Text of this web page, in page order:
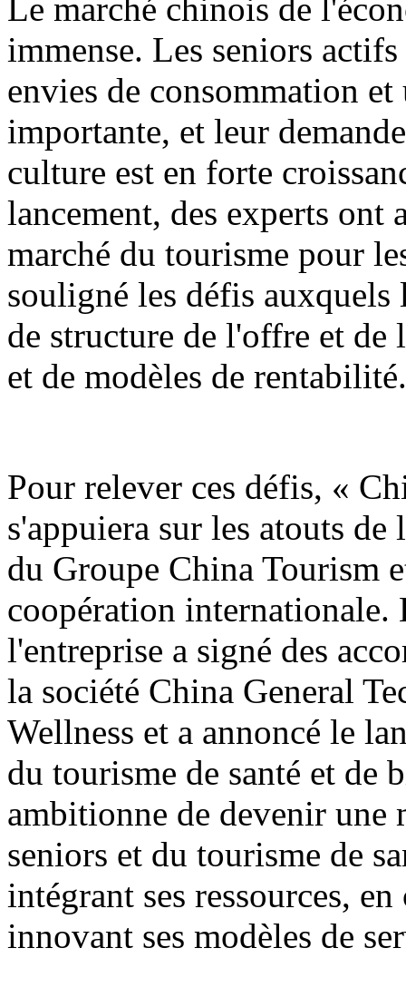
Le marché chinois de
immense. Les seniors
envies de consommation
importante, et leur
culture est en forte
lancement, des experts ont
marché du tourisme pour
souligné les défis auxquels
de structure de l'offre et
et de modèles de rentabilité.
Pour relever ces défis, «
s'appuiera sur les atouts
du Groupe China Tourism
coopération internationale.
l'entreprise a signé des
la société China General
Wellness et a annoncé le
du tourisme de santé et de
ambitionne de devenir une
seniors et du tourisme de
intégrant ses ressources,
innovant ses modèles de